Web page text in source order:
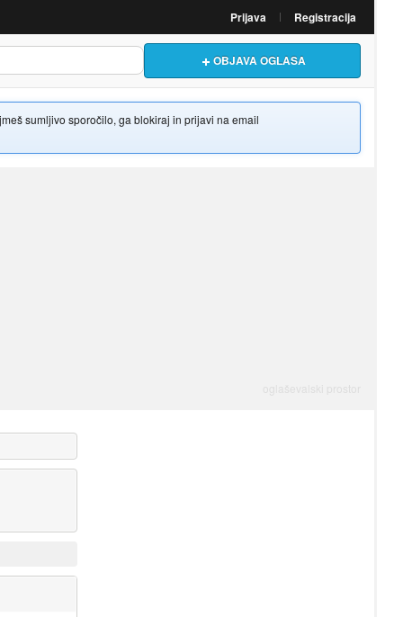
Prijava Registracija
OBJAVA OGLASA
sumljivo sporočilo, ga blokiraj in prijavi na email